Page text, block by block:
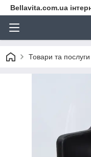
Bellavita.com.ua
Товари та послуги